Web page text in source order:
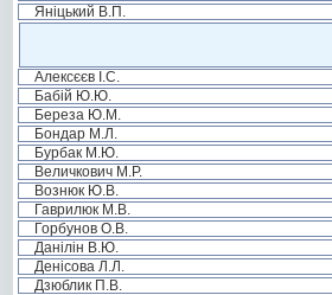
Яніцький В.П.
Алексєєв І.С.
Бабій Ю.Ю.
Береза Ю.М.
Бондар М.Л.
Бурбак М.Ю.
Величкович М.Р.
Вознюк Ю.В.
Гаврилюк М.В.
Горбунов О.В.
Данілін В.Ю.
Денісова Л.Л.
Дзюблик П.В.